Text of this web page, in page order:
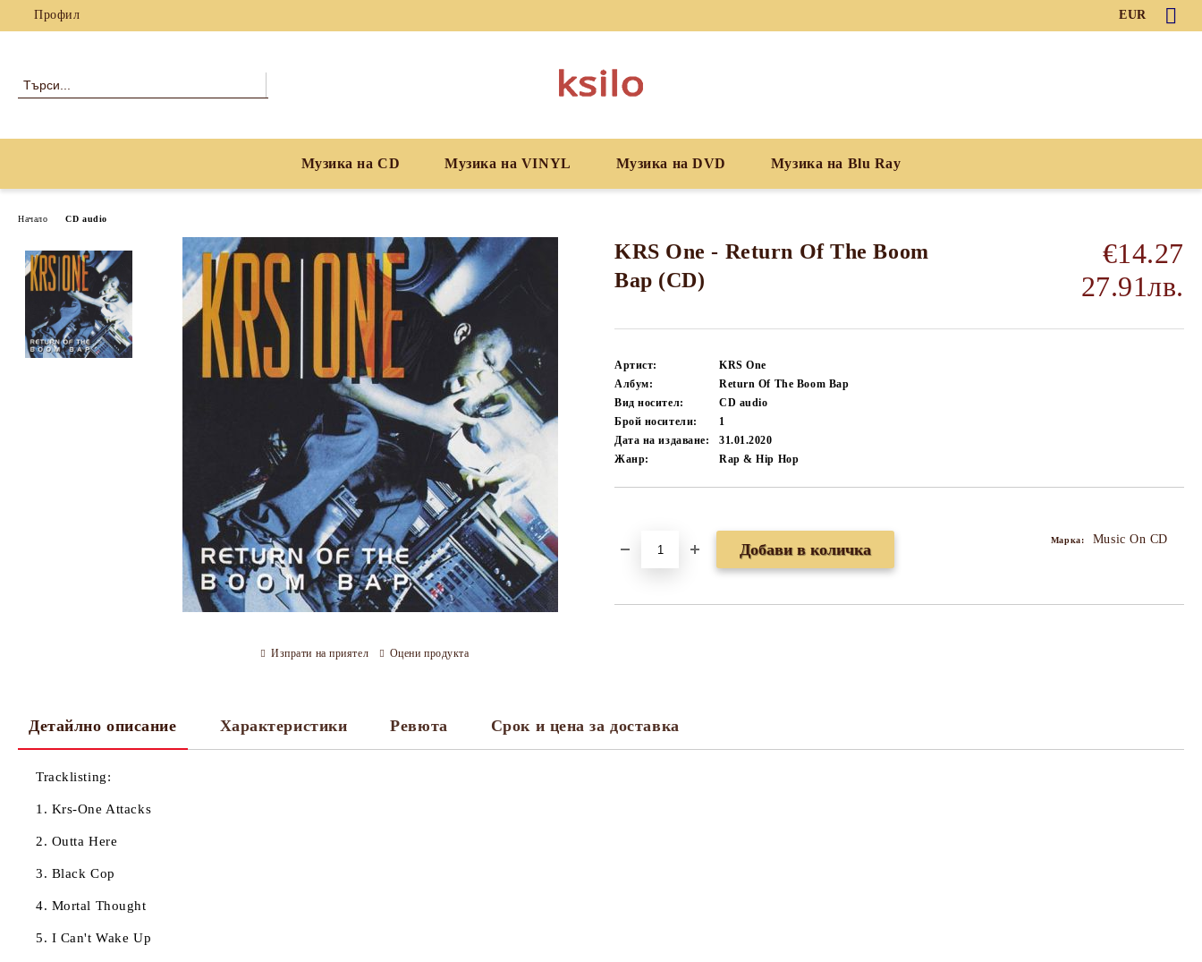
Профил EUR
Музика на CD Музика на VINYL Музика на DVD Музика на Blu Ray
Начало CD audio
KRS One - Return Of The Boom
Bap (CD)
€14.27
27.91лв.
Артист:
KRS One
Албум:
Return Of The Boom Bap
Вид носител:
CD audio
Брой носители:
1
Дата на издаване:
31.01.2020
Жанр:
Rap & Hip Hop
Марка: Music On CD
Изпрати на приятел Оцени продукта
Детайлно описание Характеристики Ревюта Срок и цена за доставка
Tracklisting:
1. Krs-One Attacks
2. Outta Here
3. Black Cop
4. Mortal Thought
5. I Can't Wake Up